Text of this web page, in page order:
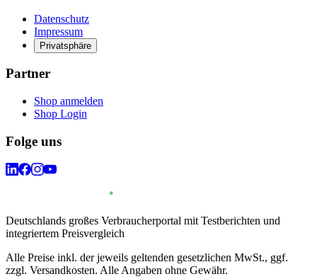
Datenschutz
Impressum
Privatsphäre
Partner
Shop anmelden
Shop Login
Folge uns
Deutschlands großes Verbraucherportal mit Testberichten und
integriertem Preisvergleich
Alle Preise inkl. der jeweils geltenden gesetzlichen MwSt., ggf.
zzgl. Versandkosten. Alle Angaben ohne Gewähr.